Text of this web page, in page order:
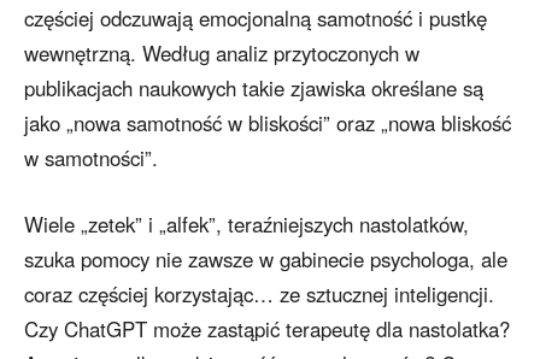
częściej odczuwają emocjonalną samotność i pustkę
wewnętrzną. Według analiz przytoczonych w
publikacjach naukowych takie zjawiska określane są
jako „nowa samotność w bliskości” oraz „nowa bliskość
w samotności”.
Wiele „zetek” i „alfek”, teraźniejszych nastolatków,
szuka pomocy nie zawsze w gabinecie psychologa, ale
coraz częściej korzystając… ze sztucznej inteligencji.
Czy ChatGPT może zastąpić terapeutę dla nastolatka?